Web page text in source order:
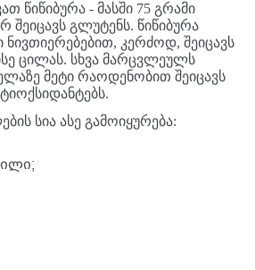
წიწიბურა - მასში 75 გრამი
შეიცავს გლუტენს. წიწიბურა
ნივთიერებებით, კერძოდ, შეიცავს
ცილას. სხვა მარცვლეულს
მეტი რაოდენობით შეიცავს
სია ასე გამოიყურება: